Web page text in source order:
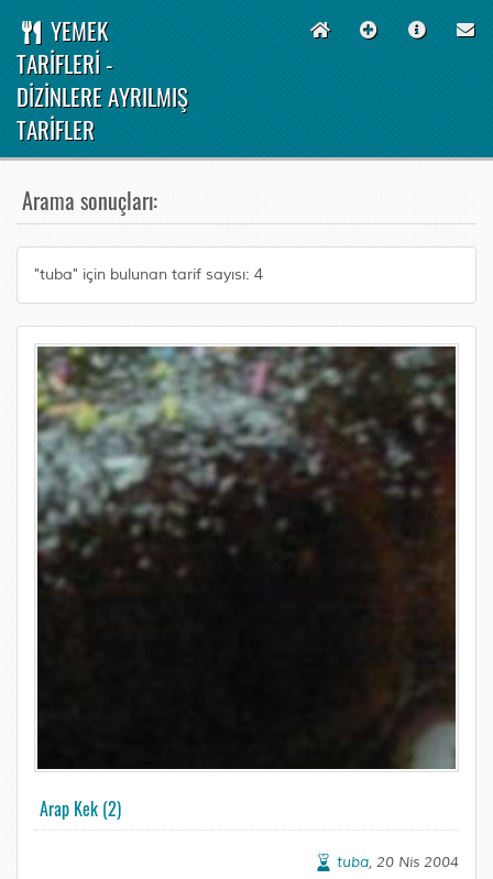
YEMEK
TARİFLERİ -
DİZİNLERE AYRILMIŞ
TARİFLER
Arama sonuçları:
"tuba" için bulunan tarif sayısı: 4
Arap Kek (2)
tuba, 20 Nis 2004